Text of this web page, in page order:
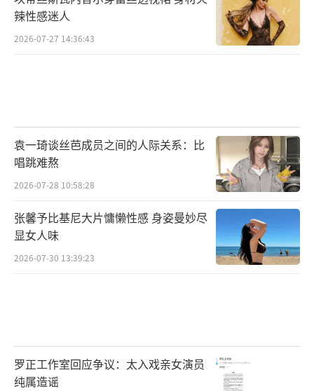
完久久不能忘怀”。
根据麦家同名小说改编的谍战巨制《刀
博纳影视制作有限公司出品，风吹不动影业
（海口）有限公司、北京途古文化传媒有限公
司、北京刘寅电影工作室、博纳电影院线有限
公司、上海梅龙镇广场环艺娱乐管理有限公司
联合出品，于冬、高凡、覃宏、傅立文任出品
人，蒋德富任总监制，多杰、某小丫、郭俊立
热映中。（责任编辑：李劲 CK005）
辣性感迷人
2026-07-27 14:36:43
袁一琦谈丝芭成员之间的人际关系：比
唱跳难熬
2026-07-28 10:58:28
张馨予比基尼大片慵懒性感 身姿曼妙尽
显女人味
2026-07-30 13:39:23
罗正工作室回应争议：太入戏亲女演员
纯属造谣